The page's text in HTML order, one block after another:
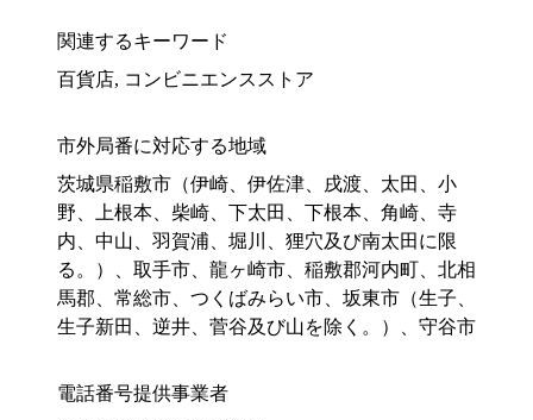
関連するキーワード
百貨店, コンビニエンスストア
市外局番に対応する地域
茨城県稲敷市（伊崎、伊佐津、戌渡、太田、小
野、上根本、柴崎、下太田、下根本、角崎、寺
内、中山、羽賀浦、堀川、狸穴及び南太田に限
る。）、取手市、龍ヶ崎市、稲敷郡河内町、北相
馬郡、常総市、つくばみらい市、坂東市（生子、
生子新田、逆井、菅谷及び山を除く。）、守谷市
電話番号提供事業者